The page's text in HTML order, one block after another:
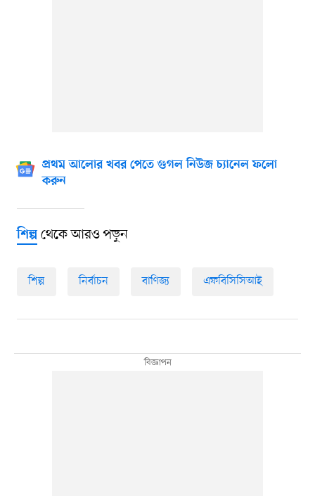
প্রথম আলোর খবর পেতে গুগল নিউজ চ্যানেল ফলো
করুন
শিল্পথেকে আরও পড়ুন
শিল্প নির্বাচন বাণিজ্য এফবিসিসিআই